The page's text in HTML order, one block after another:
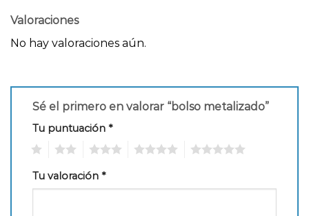
Valoraciones
No hay valoraciones aún.
Sé el primero en valorar “bolso metalizado”
Tu puntuación *
Tu valoración *